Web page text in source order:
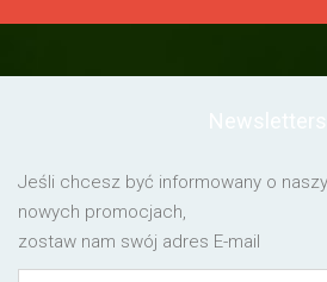
Jeśli chcesz być informowany o
nowych promocjach,
zostaw nam swój adres E-mail